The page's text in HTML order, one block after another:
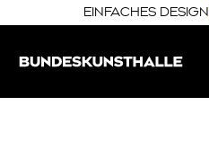
Direkt zur Hauptnavigation
Direkt zum Hauptinhalt
EINFACHES DESIGN